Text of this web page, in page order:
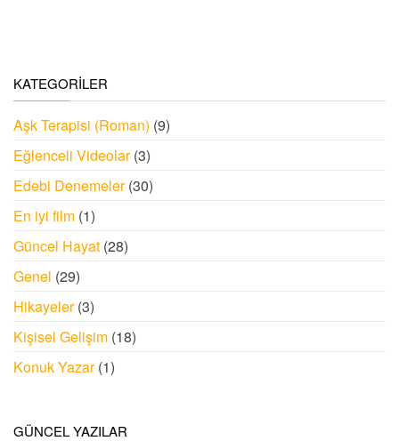
KATEGORILER
Aşk Terapisi (Roman) (9)
Eğlenceli Videolar(3)
Edebi Denemeler(30)
En iyi film (1)
Güncel Hayat (28)
Genel (29)
Hikayeler(3)
Kişisel Gelişim (18)
Konuk Yazar(1)
GÜNCEL YAZILAR